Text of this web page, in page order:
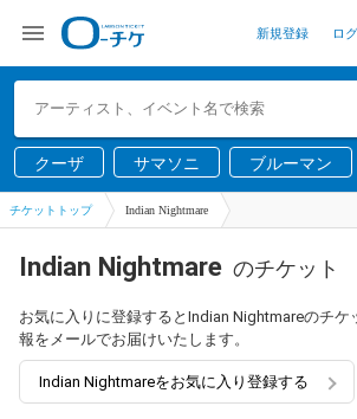
新規登録 ロ
クーザ サマソニ ブルーマン
チケットトップ Indian Nightmare
Indian Nightmare のチケット
お気に入りに登録するとIndian Nightmareのチケ
報をメールでお届けいたします。
Indian Nightmareをお気に入り登録する